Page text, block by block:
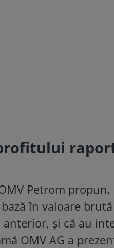
Petrom
în valoare
și că au
OMV AG a